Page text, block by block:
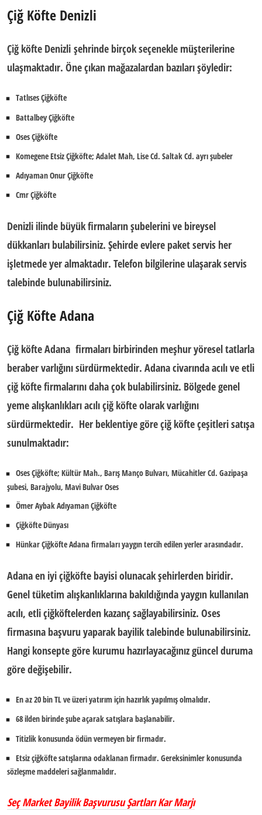
Çiğ Köfte Denizli
Çiğ köfte Denizli şehrinde birçok seçenekle müşterilerine
ulaşmaktadır. Öne çıkan mağazalardan bazıları şöyledir:
Tatlıses Çiğköfte
Battalbey Çiğköfte
Oses Çiğköfte
Komegene Etsiz Çiğköfte; Adalet Mah, Lise Cd. Saltak Cd. ayrı şubeler
Adıyaman Onur Çiğköfte
Cmr Çiğköfte
Denizli ilinde büyük firmaların şubelerini ve bireysel
dükkanları bulabilirsiniz. Şehirde evlere paket servis her
işletmede yer almaktadır. Telefon bilgilerine ulaşarak servis
talebinde bulunabilirsiniz.
Çiğ Köfte Adana
Çiğ köfte Adana firmaları birbirinden meşhur yöresel tatlarla
beraber varlığını sürdürmektedir. Adana civarında acılı ve etli
çiğ köfte firmalarını daha çok bulabilirsiniz. Bölgede genel
yeme alışkanlıkları acılı çiğ köfte olarak varlığını
sürdürmektedir. Her beklentiye göre çiğ köfte çeşitleri satışa
sunulmaktadır:
Oses Çiğköfte; Kültür Mah., Barış Manço Bulvarı, Mücahitler Cd. Gazipaşa
şubesi, Barajyolu, Mavi Bulvar Oses
Ömer Aybak Adıyaman Çiğköfte
Çiğköfte Dünyası
Hünkar Çiğköfte Adana firmaları yaygın tercih edilen yerler arasındadır.
Adanaen iyi çiğköfte bayisiolunacak şehirlerden biridir.
Genel tüketim alışkanlıklarına bakıldığında yaygın kullanılan
acılı, etli çiğköftelerden kazanç sağlayabilirsiniz. Oses
firmasına başvuru yaparak bayilik talebinde bulunabilirsiniz.
Hangi konsepte göre kurumu hazırlayacağınız güncel duruma
göre değişebilir.
En az 20 bin TL ve üzeri yatırım için hazırlık yapılmış olmalıdır.
68 ilden birinde şube açarak satışlara başlanabilir.
Titizlik konusunda ödün vermeyen bir firmadır.
Etsiz çiğköfte satışlarına odaklanan firmadır. Gereksinimler konusunda
sözleşme maddeleri sağlanmalıdır.
Seç Market Bayilik Başvurusu Şartları Kar Marjı